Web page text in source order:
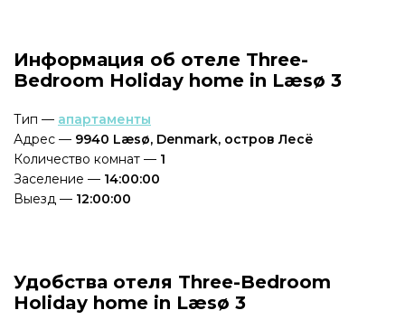
Информация об отеле Three-
Bedroom Holiday home in Læsø 3
Тип — апартаменты
Адрес — 9940 Læsø, Denmark, остров Лесё
Количество комнат — 1
Заселение — 14:00:00
Выезд — 12:00:00
Удобства отеля Three-Bedroom
Holiday home in Læsø 3